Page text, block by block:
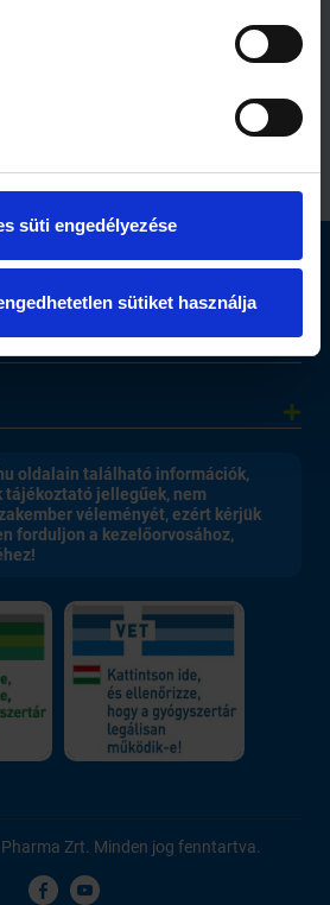
süti engedélyezése
sütiket használja
1 perc
oldalain található információk,
tájékoztató jellegűek, nem
véleményét, ezért kérjük
forduljon a kezelőorvosához,
Zrt. Minden jog fenntartva.